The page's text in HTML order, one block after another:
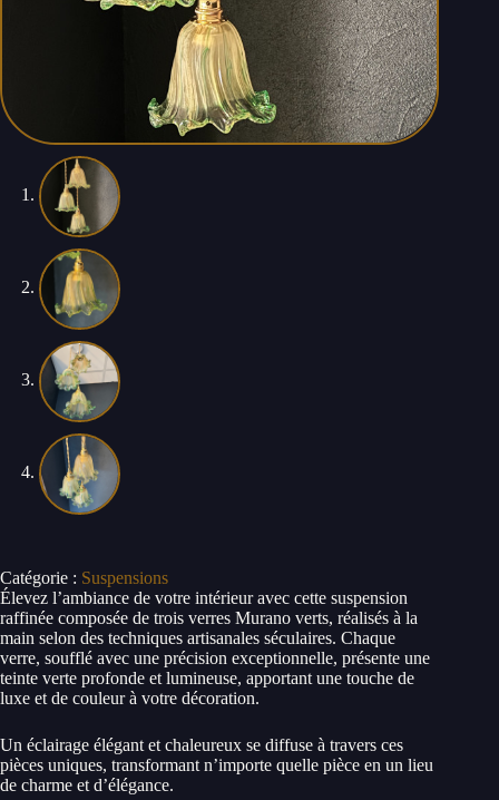
Catégorie : Suspensions
Élevez l’ambiance de votre intérieur avec cette suspension
raffinée composée de trois verres Murano verts, réalisés à la
main selon des techniques artisanales séculaires. Chaque
verre, soufflé avec une précision exceptionnelle, présente une
teinte verte profonde et lumineuse, apportant une touche de
luxe et de couleur à votre décoration.
Un éclairage élégant et chaleureux se diffuse à travers ces
pièces uniques, transformant n’importe quelle pièce en un lieu
de charme et d’élégance.